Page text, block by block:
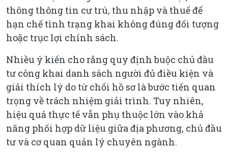
thông thông tin cư trú, thu nhập và thuế để
hạn chế tình trạng khai không đúng đối tượng
hoặc trục lợi chính sách.
Nhiều ý kiến cho rằng quy định buộc chủ đầu
tư công khai danh sách người đủ điều kiện và
giải thích lý do từ chối hồ sơ là bước tiến quan
trọng về trách nhiệm giải trình. Tuy nhiên,
hiệu quả thực tế vẫn phụ thuộc lớn vào khả
năng phối hợp dữ liệu giữa địa phương, chủ đầu
tư và cơ quan quản lý chuyên ngành.